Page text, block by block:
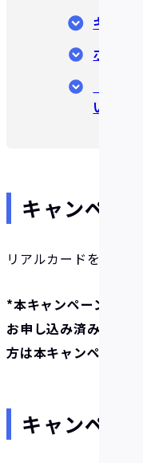
キャン
ボーナ
い～
キャンペー
リアルカードを発行し
*本キャンペーン期間
お申し込み済みの方
方は本キャンペーン対
キャンペーン